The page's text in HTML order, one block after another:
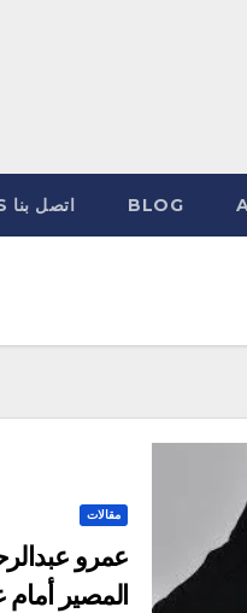
BLOG اتصل بنا CALL US
مقالات
عمرو
المصير أمام